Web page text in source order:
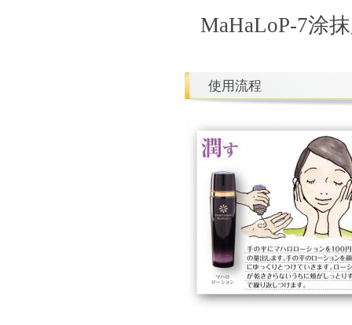
MaHaLoP-7涂
使用流程